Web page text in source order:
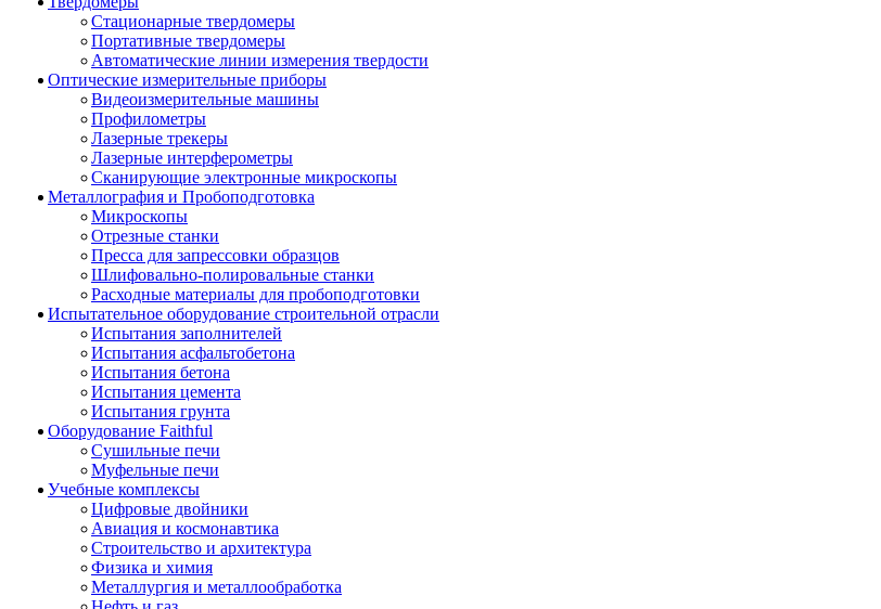
Стационарные твердомеры
Портативные твердомеры
Автоматические линии измерения твердости
Оптические измерительные приборы
Видеоизмерительные машины
Профилометры
Лазерные трекеры
Лазерные интерферометры
Сканирующие электронные микроскопы
Металлография и Пробоподготовка
Микроскопы
Отрезные станки
Пресса для запрессовки образцов
Шлифовально-полировальные станки
Расходные материалы для пробоподготовки
Испытательное оборудование строительной отрасли
Испытания заполнителей
Испытания асфальтобетона
Испытания бетона
Испытания цемента
Испытания грунта
Оборудование Faithful
Сушильные печи
Муфельные печи
Учебные комплексы
Цифровые двойники
Авиация и космонавтика
Строительство и архитектура
Физика и химия
Металлургия и металлообработка